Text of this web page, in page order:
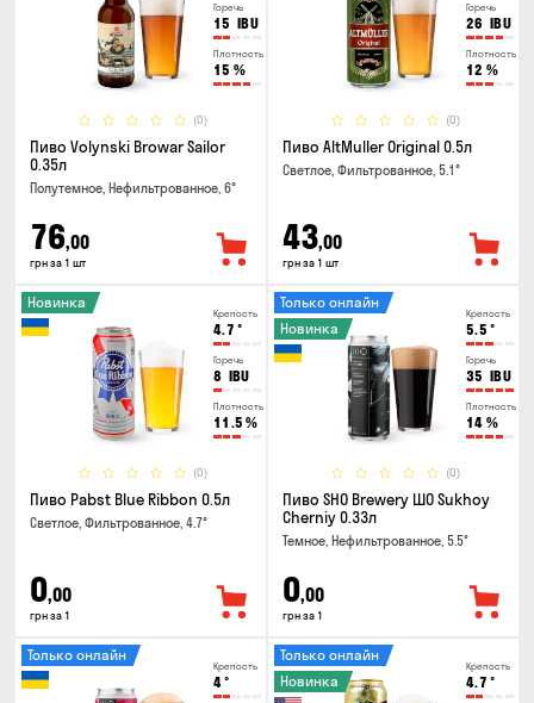
Горечь
15 IBU
Плотность
15 %
(0)
Пиво Volynski Browar Sailor
0.35л
Полутемное, Нефильтрованное, 6°
76,00
грн за 1 шт
Горечь
26 IBU
Плотность
12 %
(0)
Пиво AltMuller Original 0.5л
Светлое, Фильтрованное, 5.1°
43,00
грн за 1 шт
Крепость
4.7 °
Горечь
8 IBU
Плотность
11.5 %
(0)
Новинка
Пиво Pabst Blue Ribbon 0.5л
Светлое, Фильтрованное, 4.7°
0,00
грн за 1
Крепость
5.5 °
Горечь
35 IBU
Плотность
14 %
(0)
Только онлайн
Новинка
Пиво SHO Brewery ШО Sukhoy
Cherniy 0.33л
Темное, Нефильтрованное, 5.5°
0,00
грн за 1
Крепость
4°
Только онлайн
Крепость
4.7 °
Только онлайн
Новинка